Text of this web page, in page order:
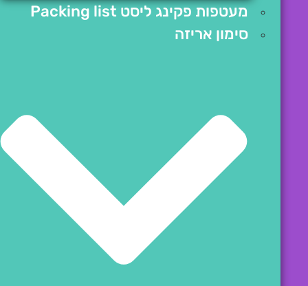
מעטפות פקינג ליסט Packing list
סימון אריזה